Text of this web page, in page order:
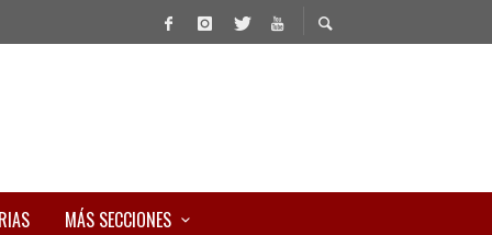
MÁS SECCIONES